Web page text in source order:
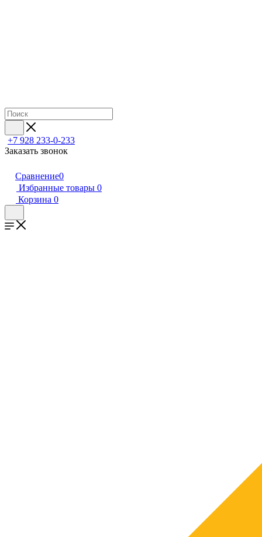
+7 928 233-0-233
Заказать звонок
Сравнение0
Избранные товары 0
Корзина 0